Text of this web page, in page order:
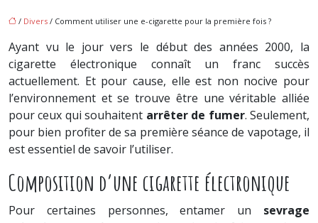
/ Divers / Comment utiliser une e-cigarette pour la première fois ?
Ayant vu le jour vers le début des années 2000, la
cigarette électronique connaît un franc succès
actuellement. Et pour cause, elle est non nocive pour
l’environnement et se trouve être une véritable alliée
pour ceux qui souhaitent arrêter de fumer. Seulement,
pour bien profiter de sa première séance de vapotage, il
est essentiel de savoir l’utiliser.
Composition d’une cigarette électronique
Pour certaines personnes, entamer un sevrage